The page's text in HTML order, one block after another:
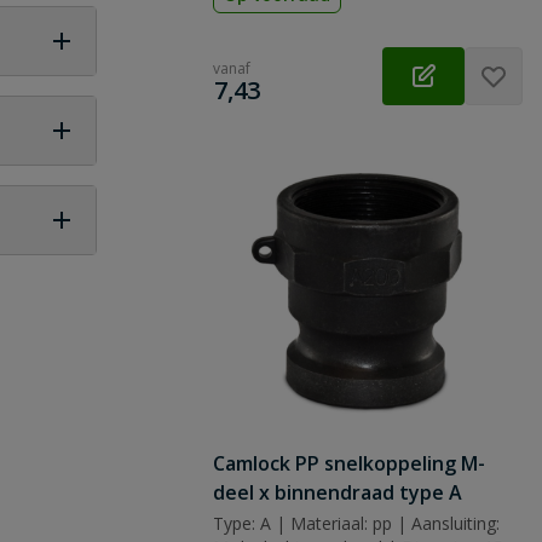
vanaf
€
7,43
Camlock PP snelkoppeling M-
deel x binnendraad type A
Type: A | Materiaal: pp | Aansluiting: